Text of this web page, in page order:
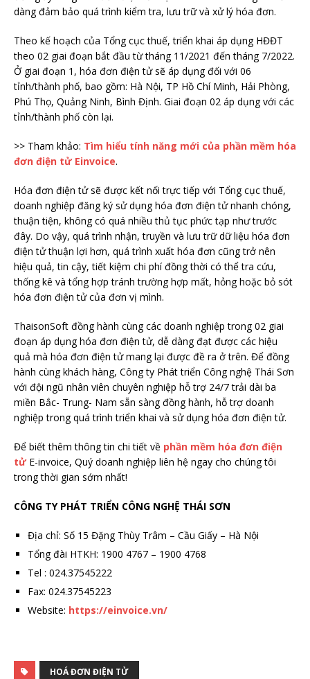
dàng đảm bảo quá trình kiểm tra, lưu trữ và xử lý hóa đơn.
Theo kế hoạch của Tổng cục thuế, triển khai áp dụng HĐĐT
theo 02 giai đoạn bắt đầu từ tháng 11/2021 đến tháng 7/2022.
Ở giai đoạn 1, hóa đơn điện tử sẽ áp dụng đối với 06
tỉnh/thành phố, bao gồm: Hà Nội, TP Hồ Chí Minh, Hải Phòng,
Phú Thọ, Quảng Ninh, Bình Định. Giai đoạn 02 áp dụng với các
tỉnh/thành phố còn lại.
>> Tham khảo: Tìm hiểu tính năng mới của phần mềm hóa
đơn điện tử Einvoice.
Hóa đơn điện tử sẽ được kết nối trực tiếp với Tổng cục thuế,
doanh nghiệp đăng ký sử dụng hóa đơn điện tử nhanh chóng,
thuận tiện, không có quá nhiều thủ tục phức tạp như trước
đây. Do vậy, quá trình nhận, truyền và lưu trữ dữ liệu hóa đơn
điện tử thuận lợi hơn, quá trình xuất hóa đơn cũng trở nên
hiệu quả, tin cậy, tiết kiệm chi phí đồng thời có thể tra cứu,
thống kê và tổng hợp tránh trường hợp mất, hỏng hoặc bỏ sót
hóa đơn điện tử của đơn vị mình.
ThaisonSoft đồng hành cùng các doanh nghiệp trong 02 giai
đoạn áp dụng hóa đơn điện tử, dễ dàng đạt được các hiệu
quả mà hóa đơn điện tử mang lại được đề ra ở trên. Để đồng
hành cùng khách hàng, Công ty Phát triển Công nghệ Thái Sơn
với đội ngũ nhân viên chuyên nghiệp hỗ trợ 24/7 trải dài ba
miền Bắc- Trung- Nam sẵn sàng đồng hành, hỗ trợ doanh
nghiệp trong quá trình triển khai và sử dụng hóa đơn điện tử.
Để biết thêm thông tin chi tiết về phần mềm hóa đơn điện
tửE-invoice, Quý doanh nghiệp liên hệ ngay cho chúng tôi
trong thời gian sớm nhất!
CÔNG TY PHÁT TRIỂN CÔNG NGHỆ THÁI SƠN
Địa chỉ: Số 15 Đặng Thùy Trâm – Cầu Giấy – Hà Nội
Tổng đài HTKH: 1900 4767 – 1900 4768
Tel : 024.37545222
Fax: 024.37545223
Website: https://einvoice.vn/
HOÁ ĐƠN ĐIỆN TỬ